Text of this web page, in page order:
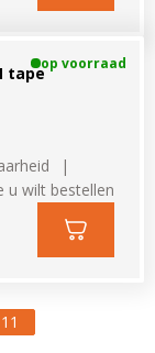
tapeop voorraad
u wilt bestellen
11